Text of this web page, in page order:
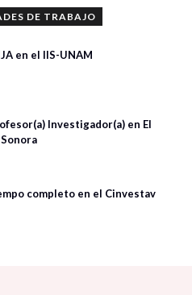
DE TRABAJO
en el IIS-UNAM
Investigador(a) en El
completo en el Cinvestav